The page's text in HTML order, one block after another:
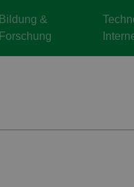
Bildung &
Forschung